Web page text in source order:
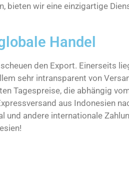
bieten wir eine einzigartige
Handel
den Export. Einerseits
sehr intransparent von
Tagespreise, die abhängig
aus Indonesien
und andere internationale